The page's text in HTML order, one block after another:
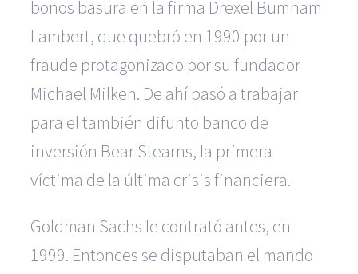
bonos basura en la firma Drexel Bumham
Lambert, que quebró en 1990 por un
fraude protagonizado por su fundador
Michael Milken. De ahí pasó a trabajar
para el también difunto banco de
inversión Bear Stearns, la primera
víctima de la última crisis financiera.
Goldman Sachs le contrató antes, en
1999. Entonces se disputaban el mando